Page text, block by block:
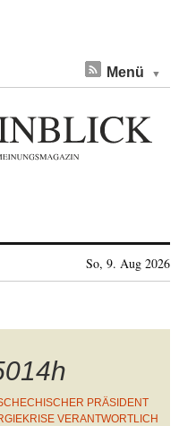
Menü
So, 9. Aug 2026
PRÄSIDENT
VERANTWORTLICH